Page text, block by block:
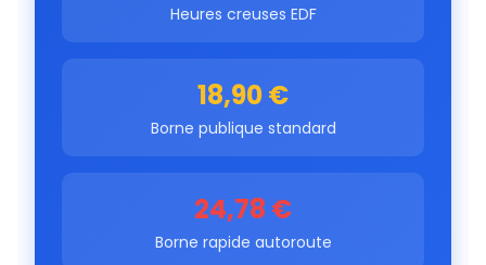
Heures creuses EDF
18,90 €
Borne publique standard
24,78 €
Borne rapide autoroute